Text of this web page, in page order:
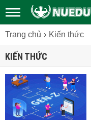
Trang chủ Kiến thức
KIẾN THỨC